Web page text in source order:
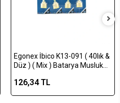
Egonex İbico K13-091 ( 40lık &
Düz ) ( Mix ) Batarya Musluk
)*16x15
126,34 TL